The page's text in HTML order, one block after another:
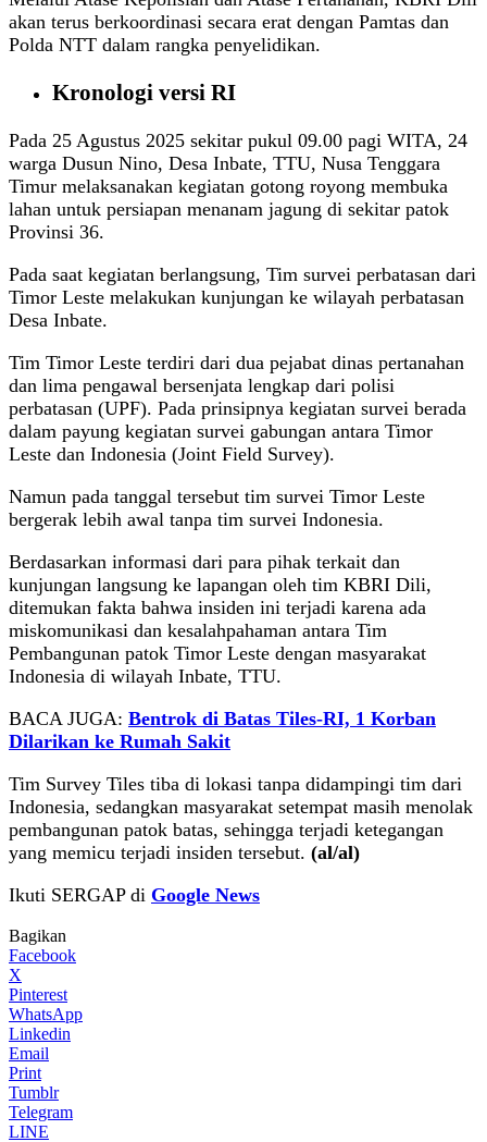
akan terus berkoordinasi secara erat dengan Pamtas dan
Polda NTT dalam rangka penyelidikan.
Kronologi versi RI
Pada 25 Agustus 2025 sekitar pukul 09.00 pagi WITA, 24
warga Dusun Nino, Desa Inbate, TTU, Nusa Tenggara
Timur melaksanakan kegiatan gotong royong membuka
lahan untuk persiapan menanam jagung di sekitar patok
Provinsi 36.
Pada saat kegiatan berlangsung, Tim survei perbatasan dari
Timor Leste melakukan kunjungan ke wilayah perbatasan
Desa Inbate.
Tim Timor Leste terdiri dari dua pejabat dinas pertanahan
dan lima pengawal bersenjata lengkap dari polisi
perbatasan (UPF). Pada prinsipnya kegiatan survei berada
dalam payung kegiatan survei gabungan antara Timor
Leste dan Indonesia (Joint Field Survey).
Namun pada tanggal tersebut tim survei Timor Leste
bergerak lebih awal tanpa tim survei Indonesia.
Berdasarkan informasi dari para pihak terkait dan
kunjungan langsung ke lapangan oleh tim KBRI Dili,
ditemukan fakta bahwa insiden ini terjadi karena ada
miskomunikasi dan kesalahpahaman antara Tim
Pembangunan patok Timor Leste dengan masyarakat
Indonesia di wilayah Inbate, TTU.
BACA JUGA: Bentrok di Batas Tiles-RI, 1 Korban
Dilarikan ke Rumah Sakit
Tim Survey Tiles tiba di lokasi tanpa didampingi tim dari
Indonesia, sedangkan masyarakat setempat masih menolak
pembangunan patok batas, sehingga terjadi ketegangan
yang memicu terjadi insiden tersebut. (al/al)
Ikuti SERGAP di Google News
Bagikan
Facebook
X
Pinterest
WhatsApp
Linkedin
Email
Print
Tumblr
Telegram
LINE